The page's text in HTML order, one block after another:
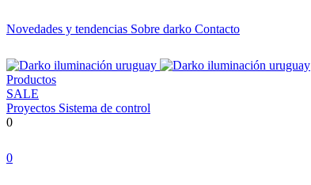
Novedades y tendencias Sobre darko Contacto
Productos
SALE
Proyectos Sistema de control
0
0